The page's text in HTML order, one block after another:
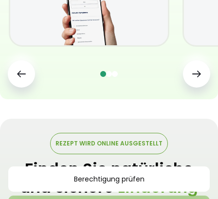
REZEPT WIRD ONLINE AUSGESTELLT
Finden Sie natürliche
und sichereLinderung
Berechtigung prüfen